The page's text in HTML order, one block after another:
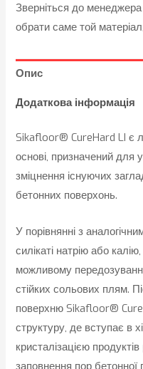
Зверніться до
обрати саме той
Опис
Додаткова інформація
Sikafloor® CureHard LI є
основі, призначений для
зміцнення існуючих
бетонних поверхонь.
У порівнянні з
силікаті натрію або
можливому
стійких сольових плям.
поверхню Sikafloor®
структуру, де вступає в
кристалізацією
заповнення пор бетонної